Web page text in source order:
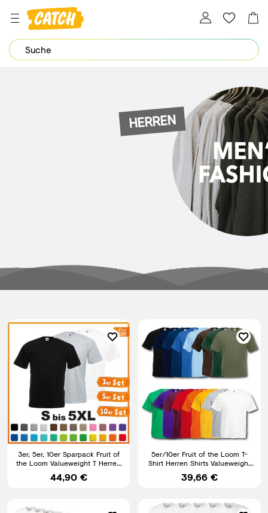
Dein Password wurde erfolgreich geändert.
HERREN
3er, 5er, 10er Sparpack Fruit of
the Loom Valueweight T Herren
T-Shirt Mehrpack
44,90 €
5er/10er Fruit of the Loom T-
Shirt Herren Shirts Valueweight
Sets Tshirt S - XXL
39,66 €